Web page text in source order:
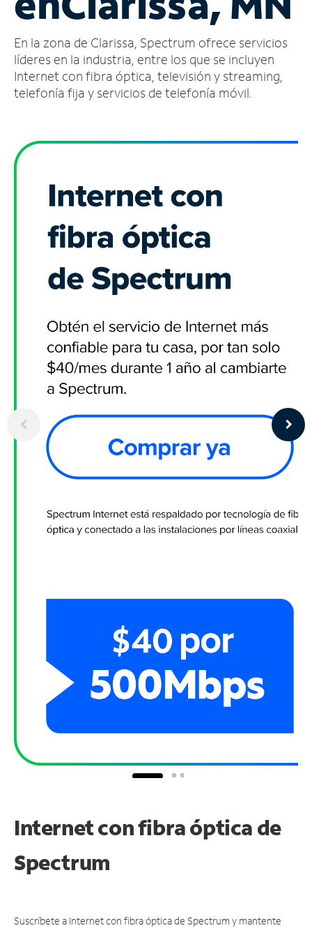
cuenta
Encuentra
una
tienda
En la zona de Clarissa, Spectrum ofrece servicios
líderes en la industria, entre los que se incluyen
Internet con fibra óptica, televisión y streaming,
telefonía fija y servicios de telefonía móvil.
Internet con fibra óptica de
Spectrum
Suscríbete a Internet con fibra óptica de Spectrum y mantente